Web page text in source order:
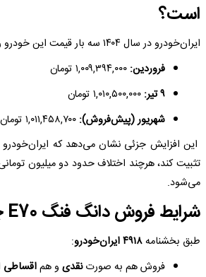
است؟
ایران‌خودرو در سال ۱۴۰۴ سه بار قیمت این خودرو را اعلام کرده:
فروردین:
۹ تیر:
شهریور (پیش‌فروش):
این افزایش جزئی نشان می‌دهد که ایران‌خودرو
تثبیت کند، هرچند اختلاف حدود دو میلیون
می‌شود.
شرایط فروش دانگ فنگ E70 چگونه است؟
طبق بخشنامه۴۹۱۸ ایران‌خودرو
:
فروش هم به صورتنقدی و هماقساطی